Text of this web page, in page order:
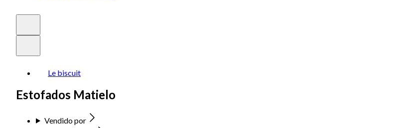
Le biscuit
Estofados Matielo
Vendido por